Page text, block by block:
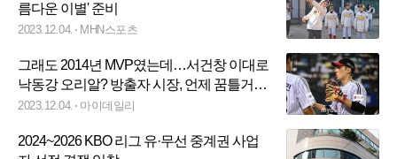
름다운 이별' 준비
2023.12.04. MHN스포츠
그래도 2014년 MVP였는데…서건창 이대로
낙동강 오리알? 방출자 시장, 언제 꿈틀거릴
까
2023.12.04. 마이데일리
2024~2026 KBO 리그 유·무선 중계권 사업